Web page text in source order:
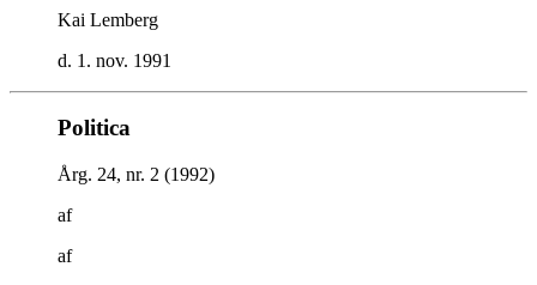
Kai Lemberg
d. 1. nov. 1991
Politica
Årg. 24, nr. 2 (1992)
af
af